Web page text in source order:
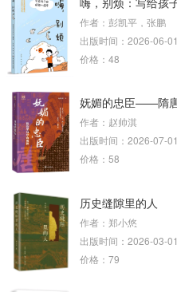
作者：彭凯平，张鹏
出版时间：2026-06-01
价格：48
作者：赵帅淇
出版时间：2026-07-01
价格：58
历史缝隙里的人
作者：郑小悠
出版时间：2026-03-01
价格：79